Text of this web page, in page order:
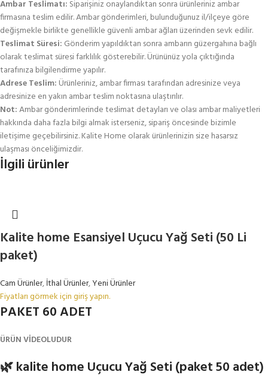
Ambar Teslimatı: Siparişiniz onaylandıktan sonra ürünleriniz ambar
firmasına teslim edilir. Ambar gönderimleri, bulunduğunuz il/ilçeye göre
değişmekle birlikte genellikle güvenli ambar ağları üzerinden sevk edilir.
Teslimat Süresi: Gönderim yapıldıktan sonra ambarın güzergahına bağlı
olarak teslimat süresi farklılık gösterebilir. Ürününüz yola çıktığında
tarafınıza bilgilendirme yapılır.
Adrese Teslim: Ürünleriniz, ambar firması tarafından adresinize veya
adresinize en yakın ambar teslim noktasına ulaştırılır.
Not:Ambar gönderimlerinde teslimat detayları ve olası ambar maliyetleri
hakkında daha fazla bilgi almak isterseniz, sipariş öncesinde bizimle
iletişime geçebilirsiniz. Kalite Home olarak ürünlerinizin size hasarsız
ulaşması önceliğimizdir.
İlgili ürünler
Kalite home Esansiyel Uçucu Yağ Seti (50 Li
paket)
Cam Ürünler,İthal Ürünler,Yeni Ürünler
Fiyatları görmek için giriş yapın.
PAKET 60 ADET
ÜRÜN VİDEOLUDUR
🌿 kalite home Uçucu Yağ Seti (paket 50 adet)